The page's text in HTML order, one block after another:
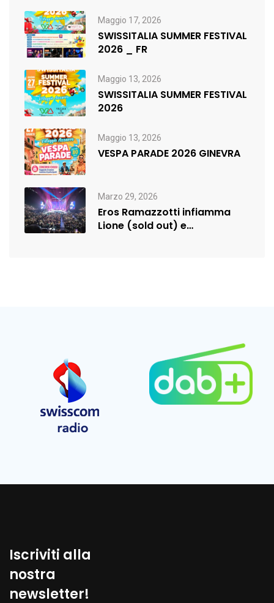
Maggio 17, 2026
SWISSITALIA SUMMER FESTIVAL
2026 _ FR
Maggio 13, 2026
SWISSITALIA SUMMER FESTIVAL
2026
Maggio 13, 2026
VESPA PARADE 2026 GINEVRA
Marzo 29, 2026
Eros Ramazzotti infiamma
Lione (sold out) e
Iscriviti alla
nostra
newsletter!